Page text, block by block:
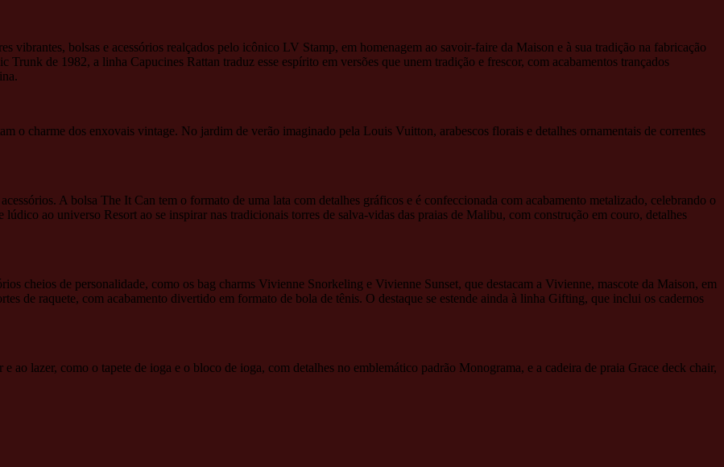
vibrantes, bolsas e acessórios realçados pelo icônico LV Stamp, em homenagem ao savoir-faire da Maison e à sua tradição na fabricação
Trunk de 1982, a linha Capucines Rattan traduz esse espírito em versões que unem tradição e frescor, com acabamentos trançados
o charme dos enxovais vintage. No jardim de verão imaginado pela Louis Vuitton, arabescos florais e detalhes ornamentais de correntes
A bolsa The It Can tem o formato de uma lata com detalhes gráficos e é confeccionada com acabamento metalizado, celebrando o
ao universo Resort ao se inspirar nas tradicionais torres de salva-vidas das praias de Malibu, com construção em couro, detalhes
cheios de personalidade, como os bag charms Vivienne Snorkeling e Vivienne Sunset, que destacam a Vivienne, mascote da Maison, em
de raquete, com acabamento divertido em formato de bola de tênis. O destaque se estende ainda à linha Gifting, que inclui os cadernos
ao lazer, como o tapete de ioga e o bloco de ioga, com detalhes no emblemático padrão Monograma, e a cadeira de praia Grace deck chair,